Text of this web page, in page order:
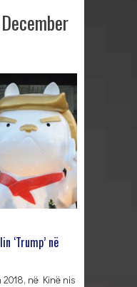
December
‘Trump’ në
në Kinë nis